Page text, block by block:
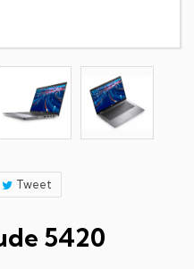
Tweet
5420